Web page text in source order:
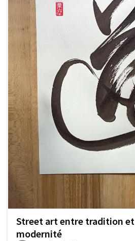
Street art entre tradition et
modernité